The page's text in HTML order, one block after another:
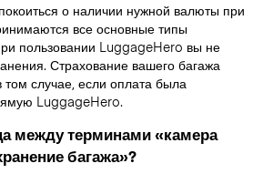
о наличии нужной валюты при
все основные типы
пользовании LuggageHero вы не
Страхование вашего багажа
том случае, если оплата была
LuggageHero.
между терминами «камера
багажа»?